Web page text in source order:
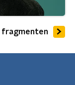
fragmenten